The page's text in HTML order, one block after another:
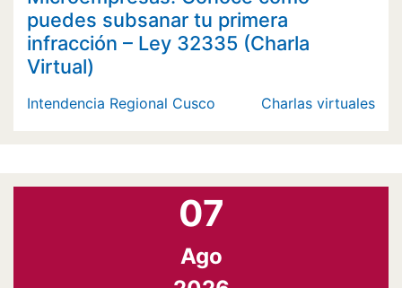
puedes subsanar tu primera
infracción – Ley 32335 (Charla
Virtual)
Intendencia Regional Cusco Charlas virtuales
07
Ago